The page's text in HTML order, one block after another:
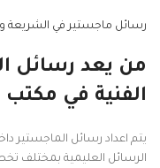
رسائل ماجستير في الشريعة
من يعد رسائل
الفنية في مكتب
يتم اعداد رسائل الماجستير
الرسائل العليمية بمختلف